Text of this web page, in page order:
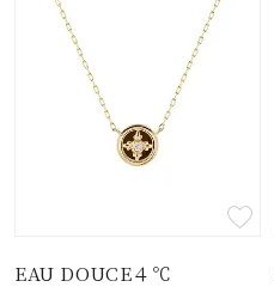
EAU DOUCE４℃